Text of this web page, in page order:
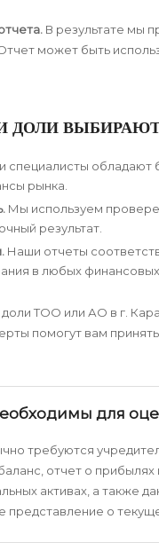
В результате мы
может быть
ВЫБИРАЮТ
специалисты обладают
рынка.
Мы используем
результат.
Наши отчеты
в любых
ТОО или АО в г.
помогут вам
для
требуются
отчет о
активах, а также
представление о